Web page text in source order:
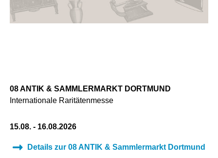
08 ANTIK & SAMMLERMARKT DORTMUND
Internationale Raritätenmesse
15.08. - 16.08.2026
Details zur 08 ANTIK & Sammlermarkt Dortmund